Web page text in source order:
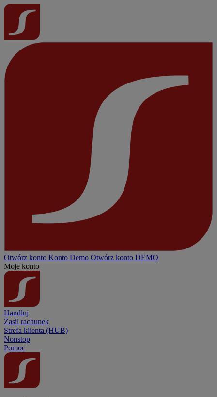
Otwórz konto Konto Demo Otwórz konto DEMO
Moje konto
Handluj
Zasil rachunek
Strefa klienta (HUB)
Nonstop
Pomoc